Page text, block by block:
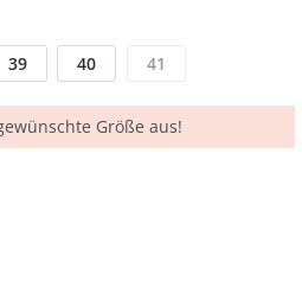
39 40 41
Größe aus!